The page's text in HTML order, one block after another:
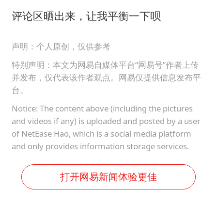
评论区晒出来，让我平衡一下呗
声明：个人原创，仅供参考
特别声明：本文为网易自媒体平台“网易号”作者上传
并发布，仅代表该作者观点。网易仅提供信息发布平
台。
Notice: The content above (including the pictures
and videos if any) is uploaded and posted by a user
of NetEase Hao, which is a social media platform
and only provides information storage services.
打开网易新闻体验更佳